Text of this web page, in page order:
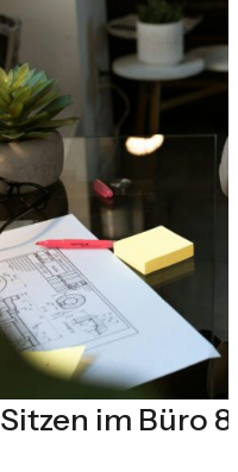
im Büro 8